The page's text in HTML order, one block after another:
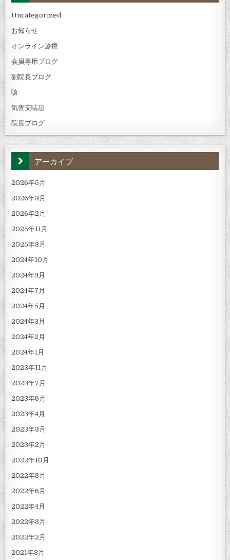
Uncategorized
お知らせ
オンライン診療
会員専用ブログ
副院長ブログ
咳
気管支喘息
院長ブログ
アーカイブ
2026年5月
2026年3月
2026年2月
2025年11月
2025年3月
2024年10月
2024年9月
2024年7月
2024年5月
2024年3月
2024年2月
2024年1月
2023年11月
2023年7月
2023年6月
2023年4月
2023年3月
2023年2月
2022年10月
2022年8月
2022年6月
2022年4月
2022年3月
2022年2月
2021年3月